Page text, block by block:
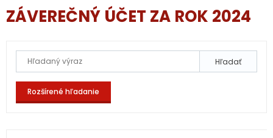
ZÁVEREČNÝ ÚČET ZA ROK 2024
Hľadať
Rozšírené hľadanie